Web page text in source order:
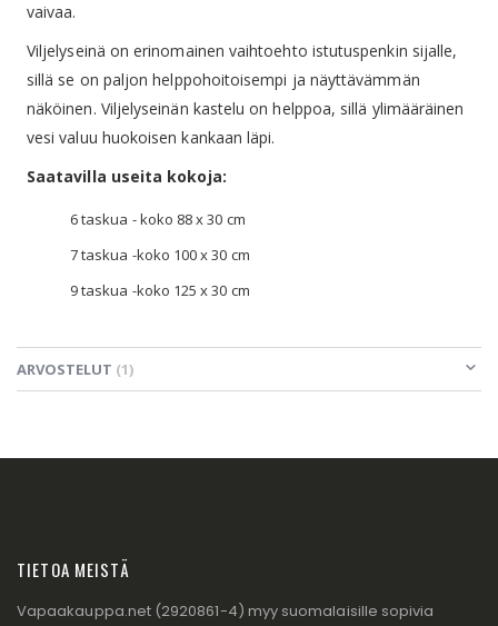
vaivaa.
Viljelyseinä on erinomainen vaihtoehto istutuspenkin sijalle,
sillä se on paljon helppohoitoisempi ja näyttävämmän
näköinen. Viljelyseinän kastelu on helppoa, sillä ylimääräinen
vesi valuu huokoisen kankaan läpi.
Saatavilla useita kokoja:
6 taskua - koko 88 x 30 cm
7 taskua -koko 100 x 30 cm
9 taskua -koko 125 x 30 cm
ARVOSTELUT 1
TIETOA MEISTÄ
Vapaakauppa.net (2920861-4) myy suomalaisille sopivia